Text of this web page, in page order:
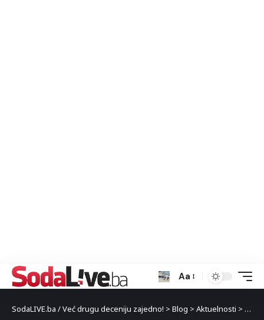
Aa
SodaLIVE.ba / Već drugu deceniju zajedno! > Blog > Aktuelnosti >